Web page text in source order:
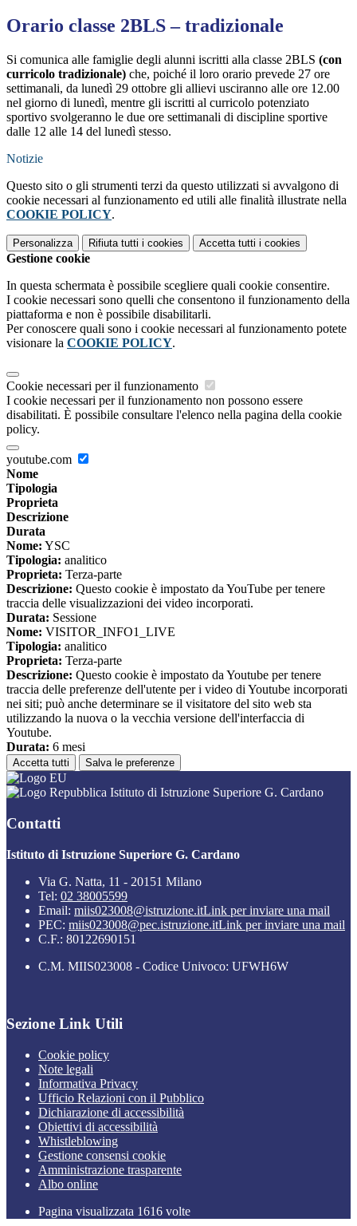
Orario classe 2BLS – tradizionale
Si comunica alle famiglie degli alunni iscritti alla classe 2BLS (con
curricolo tradizionale) che, poiché il loro orario prevede 27 ore
settimanali, da lunedì 29 ottobre gli allievi usciranno alle ore 12.00
nel giorno di lunedì, mentre gli iscritti al curricolo potenziato
sportivo svolgeranno le due ore settimanali di discipline sportive
dalle 12 alle 14 del lunedì stesso.
Notizie
Questo sito o gli strumenti terzi da questo utilizzati si avvalgono di
cookie necessari al funzionamento ed utili alle finalità illustrate nella
COOKIE POLICY.
Personalizza Rifiuta tutti i cookies Accetta tutti i cookies
Gestione cookie
In questa schermata è possibile scegliere quali cookie consentire.
I cookie necessari sono quelli che consentono il funzionamento della
piattaforma e non è possibile disabilitarli.
Per conoscere quali sono i cookie necessari al funzionamento potete
visionare la COOKIE POLICY.
Cookie necessari per il funzionamento
I cookie necessari per il funzionamento non possono essere
disabilitati. È possibile consultare l'elenco nella pagina della cookie
policy.
youtube.com
Nome
Tipologia
Proprieta
Descrizione
Durata
Nome: YSC
Tipologia: analitico
Proprieta: Terza-parte
Descrizione: Questo cookie è impostato da YouTube per tenere
traccia delle visualizzazioni dei video incorporati.
Durata: Sessione
Nome: VISITOR_INFO1_LIVE
Tipologia: analitico
Proprieta: Terza-parte
Descrizione: Questo cookie è impostato da Youtube per tenere
traccia delle preferenze dell'utente per i video di Youtube incorporati
nei siti; può anche determinare se il visitatore del sito web sta
utilizzando la nuova o la vecchia versione dell'interfaccia di
Youtube.
Durata: 6 mesi
Accetta tutti Salva le preferenze
Istituto di Istruzione Superiore G. Cardano
Contatti
Istituto di Istruzione Superiore G. Cardano
Via G. Natta, 11 - 20151 Milano
Tel: 02 38005599
Email: miis023008@istruzione.itLink per inviare una mail
PEC: miis023008@pec.istruzione.itLink per inviare una mail
C.F.: 80122690151
C.M. MIIS023008 - Codice Univoco: UFWH6W
Sezione Link Utili
Cookie policy
Note legali
Informativa Privacy
Ufficio Relazioni con il Pubblico
Dichiarazione di accessibilità
Obiettivi di accessibilità
Whistleblowing
Gestione consensi cookie
Amministrazione trasparente
Albo online
Pagina visualizzata 1616 volte